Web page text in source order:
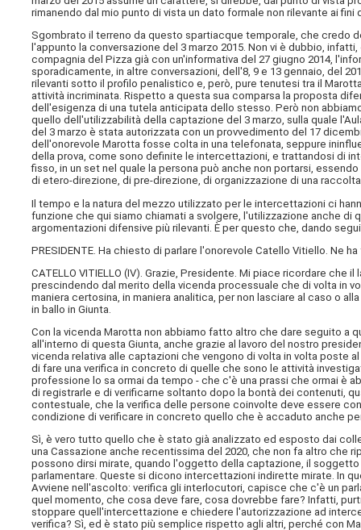
rimanendo dal mio punto di vista un dato formale non rilevante ai
Sgombrato il terreno da questo spartiacque temporale, che credo
l'appunto la conversazione del 3 marzo 2015. Non vi è dubbio,
compagnia del Pizza già con un'informativa del 27 giugno 2014,
sporadicamente, in altre conversazioni, dell'8, 9 e 13 gennaio, del
rilevanti sotto il profilo penalistico e, però, pure tenutesi tra il
attività incriminata. Rispetto a questa sua comparsa la proposta
dell'esigenza di una tutela anticipata dello stesso. Però non
quello dell'utilizzabilità della captazione del 3 marzo, sulla quale
del 3 marzo è stata autorizzata con un provvedimento del 17
dell'onorevole Marotta fosse colta in una telefonata, seppure
della prova, come sono definite le intercettazioni, e trattandosi di
fisso, in un set nel quale la persona può anche non portarsi,
di etero-direzione, di pre-direzione, di organizzazione di una
Il tempo e la natura del mezzo utilizzato per le intercettazioni ci
funzione che qui siamo chiamati a svolgere, l'utilizzazione anche
argomentazioni difensive più rilevanti. È per questo che, dando
PRESIDENTE. Ha chiesto di parlare l'onorevole Catello Vitiello. Ne
CATELLO VITIELLO (IV). Grazie, Presidente. Mi piace ricordare che il
prescindendo dal merito della vicenda processuale che di volta in
maniera certosina, in maniera analitica, per non lasciare al caso o
in ballo in Giunta.
Con la vicenda Marotta non abbiamo fatto altro che dare seguito a
all'interno di questa Giunta, anche grazie al lavoro del nostro
vicenda relativa alle captazioni che vengono di volta in volta poste
di fare una verifica in concreto di quelle che sono le attività
professione lo sa ormai da tempo - che c'è una prassi che ormai è
di registrarle e di verificarne soltanto dopo la bontà dei contenuti,
contestuale, che la verifica delle persone coinvolte deve essere
condizione di verificare in concreto quello che è accaduto anche
Sì, è vero tutto quello che è stato già analizzato ed esposto dai
una Cassazione anche recentissima del 2020, che non fa altro che
possono dirsi mirate, quando l'oggetto della captazione, il
parlamentare. Queste si dicono intercettazioni indirette mirate. In
Avviene nell'ascolto: verifica gli interlocutori, capisce che c'è un
quel momento, che cosa deve fare, cosa dovrebbe fare? Infatti,
stoppare quell'intercettazione e chiedere l'autorizzazione ad
verifica? Sì, ed è stato più semplice rispetto agli altri, perché con